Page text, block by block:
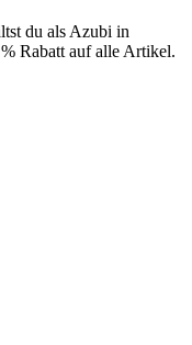
du als Azubi in
Rabatt auf alle Artikel.